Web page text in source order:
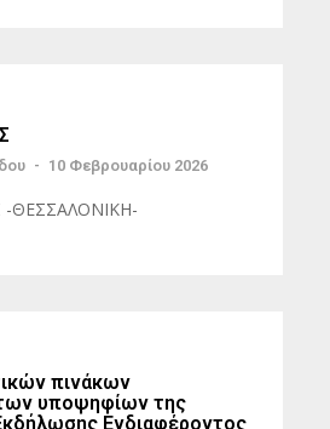
- 10 Φεβρουαρίου 2026
-ΘΕΣΣΑΛΟΝΙΚΗ-
πινάκων
υποψηφίων της
Ενδιαφέροντος